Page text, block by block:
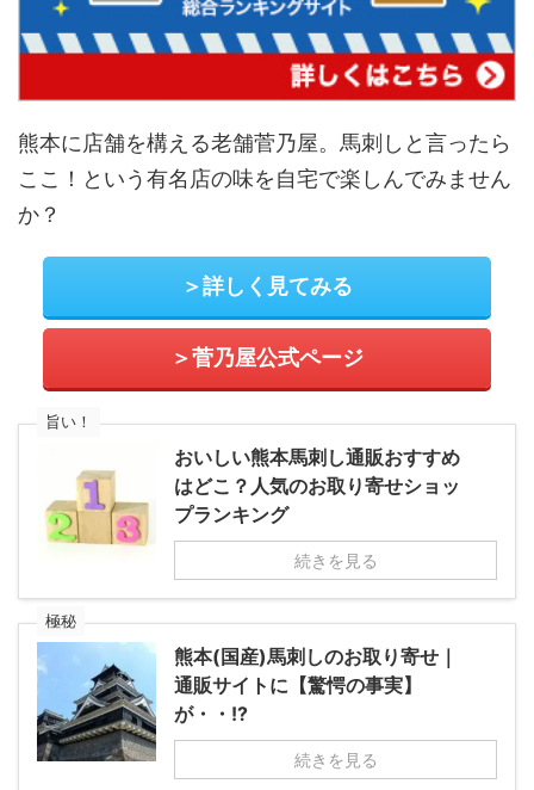
熊本に店舗を構える老舗菅乃屋。馬刺しと言ったら
ここ！という有名店の味を自宅で楽しんでみません
か？
＞詳しく見てみる
＞菅乃屋公式ページ
旨い！
おいしい熊本馬刺し通販おすすめ
はどこ？人気のお取り寄せショッ
プランキング
続きを見る
極秘
熊本(国産)馬刺しのお取り寄せ｜
通販サイトに【驚愕の事実】
が・・!?
続きを見る